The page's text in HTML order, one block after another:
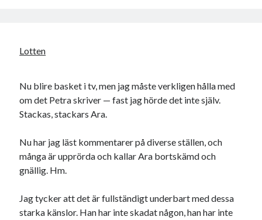
Lotten
Nu blire basket i tv, men jag måste verkligen hålla med
om det Petra skriver — fast jag hörde det inte själv.
Stackas, stackars Ara.
Nu har jag läst kommentarer på diverse ställen, och
många är upprörda och kallar Ara bortskämd och
gnällig. Hm.
Jag tycker att det är fullständigt underbart med dessa
starka känslor. Han har inte skadat någon, han har inte